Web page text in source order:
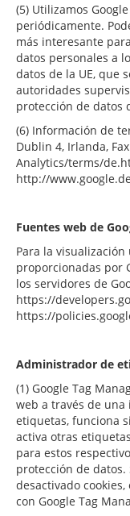
(5) Utilizamos
periódicamente.
más interesante
datos personales a
datos de la UE, que
autoridades
protección de datos
(6) Información de
Dublin 4, Irlanda,
Analytics/terms/
http://
Fuentes web de
Para la
proporcionadas por
los servidores de
https://
https://
Administrador de
(1) Google Tag
web a través de
etiquetas, funciona
activa otras
para estos
protección de datos.
desactivado
con Google Tag